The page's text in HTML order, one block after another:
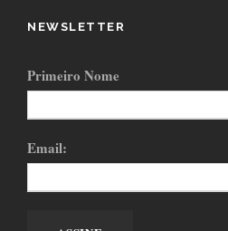
NEWSLETTER
Primeiro Nome
Email: